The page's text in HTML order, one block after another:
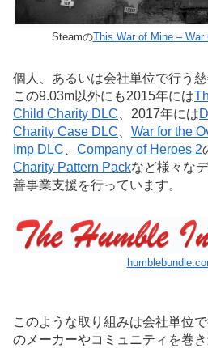
SteamのThis War of Mine – War
個人、あるいは会社単位で行う
この9.03m以外にも2015年には
Child Charity DLC 、2017年には
Charity Case DLC
War for the
Imp DLC
Company of Heroes 2
Charity Pattern Packなど様々な
善事業支援を行っています。
このような取り組みは会社単位
のメーカーやコミュニティを巻